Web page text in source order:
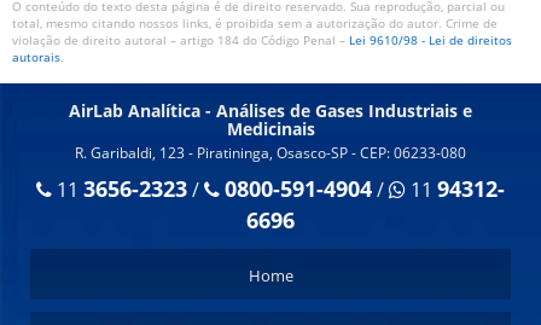
O conteúdo do texto desta página é de direito reservado. Sua reprodução, parcial ou
total, mesmo citando nossos links, é proibida sem a autorização do autor. Crime de
violação de direito autoral – artigo 184 do Código Penal – Lei 9610/98 - Lei de direitos
autorais
AirLab Analítica - Análises de Gases Industriais e
Medicinais
R. Garibaldi, 123 - Piratininga, Osasco-SP - CEP: 06233-080
11 3656-2323/ 0800-591-4904/ 11 94312-
6696
Home